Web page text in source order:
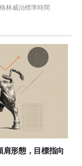
林威治標準時間
形態，目標指向